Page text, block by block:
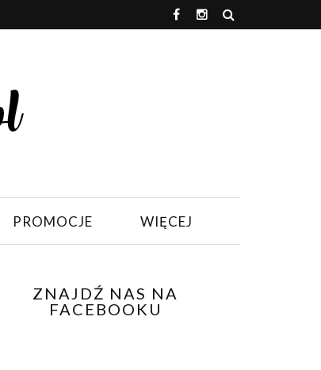
PROMOCJE WIĘCEJ
ZNAJDŹ NAS NA
FACEBOOKU